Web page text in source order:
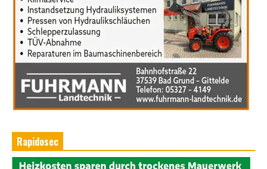
Rapidosec